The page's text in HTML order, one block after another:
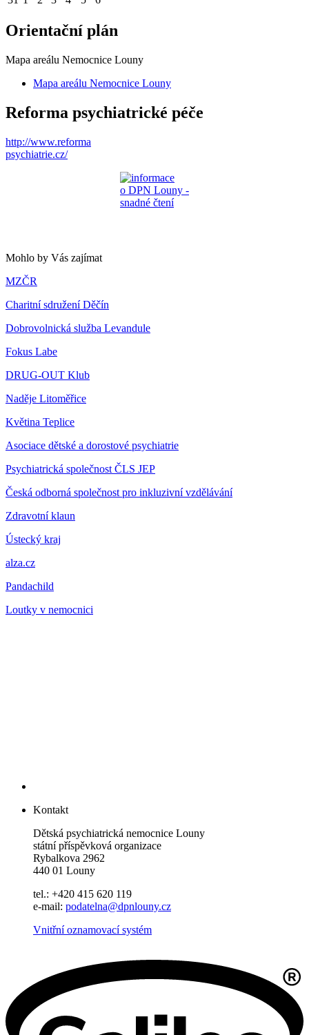
Orientační plán
Mapa areálu Nemocnice Louny
Mapa areálu Nemocnice Louny
Reforma psychiatrické péče
http://www.reforma
psychiatrie.cz/
Mohlo by Vás zajímat
MZČR
Charitní sdružení Děčín
Dobrovolnická služba Levandule
Fokus Labe
DRUG-OUT Klub
Naděje Litoměřice
Květina Teplice
Asociace dětské a dorostové psychiatrie
Psychiatrická společnost ČLS JEP
Česká odborná společnost pro inkluzivní vzdělávání
Zdravotní klaun
Ústecký kraj
alza.cz
Pandachild
Loutky v nemocnici
Kontakt
Dětská psychiatrická nemocnice Louny
státní příspěvková organizace
Rybalkova 2962
440 01 Louny
tel.: +420 415 620 119
e-mail: podatelna@dpnlouny.cz
Vnitřní oznamovací systém